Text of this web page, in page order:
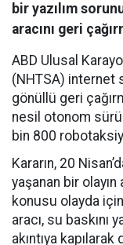
bir yazılım
aracını geri
ABD Ulusal
(NHTSA) internet
gönüllü geri
nesil otonom
bin 800
Kararın, 20
yaşanan bir olayın
konusu olayda
aracı, su baskını
akıntıya